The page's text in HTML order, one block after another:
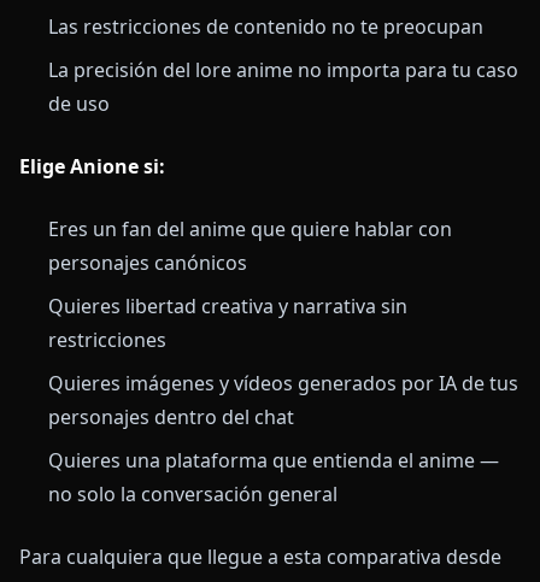
Las restricciones de contenido no te preocupan
La precisión del lore anime no importa para tu caso
de uso
Elige Anione si:
Eres un fan del anime que quiere hablar con
personajes canónicos
Quieres libertad creativa y narrativa sin
restricciones
Quieres imágenes y vídeos generados por IA de tus
personajes dentro del chat
Quieres una plataforma que entienda el anime —
no solo la conversación general
Para cualquiera que llegue a esta comparativa desde